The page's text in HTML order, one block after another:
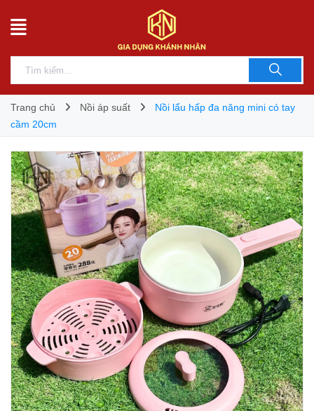
Trang chủ Nồi áp suất
Nồi lẩu hấp đa năng mini có tay
cầm 20cm